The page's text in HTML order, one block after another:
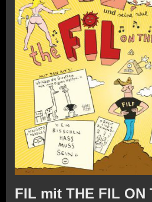
FIL mit THE FIL ON